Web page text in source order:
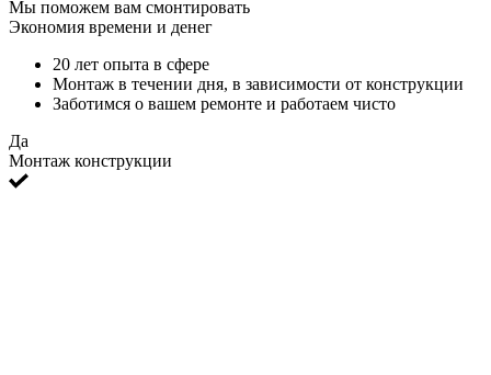
Мы поможем вам смонтировать
Экономия времени и денег
20 лет опыта в сфере
Монтаж в течении дня, в зависимости от конструкции
Заботимся о вашем ремонте и работаем чисто
Да
Монтаж конструкции